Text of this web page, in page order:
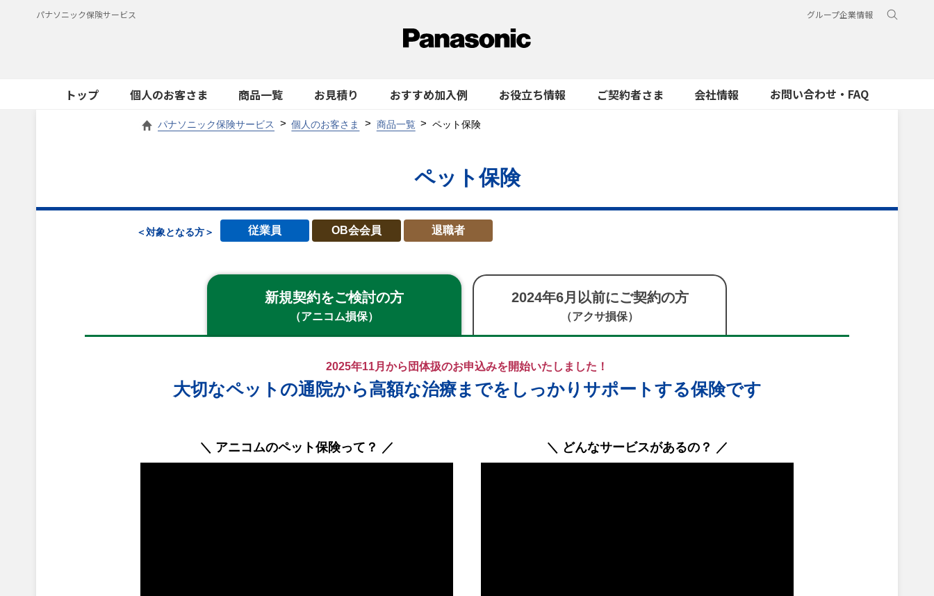
パナソニック保険サービス グループ企業情報
トップ 個人のお客さま 商品一覧 お見積り おすすめ加入例 お役立ち情報 ご契約者さま 会社情報 お問い合わせ・FAQ
パナソニック保険サービス 個人のお客さま 商品一覧 ペット保険
ペット保険
＜対象となる方＞ 従業員 OB会会員 退職者
新規契約をご検討の方
（アニコム損保）
2024年6月 以前にご契約の方
（アクサ損保）
2025年11月から団体扱のお申込みを開始いたしました！
大切なペットの通院から高額な治療までをしっかりサポートする保険です
＼ アニコムのペット保険って？ ／ ＼ どんなサービスがあるの？ ／